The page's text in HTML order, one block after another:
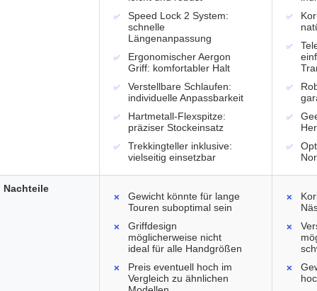
Speed Lock 2 System:
schnelle
Längenanpassung
Ergonomischer Aergon
Griff: komfortabler Halt
Verstellbare Schlaufen:
individuelle Anpassbarkeit
Hartmetall-Flexspitze:
präziser Stockeinsatz
Trekkingteller inklusive:
vielseitig einsetzbar
Gewicht könnte für lange
Touren suboptimal sein
Griffdesign
möglicherweise nicht
ideal für alle Handgrößen
Preis eventuell hoch im
Vergleich zu ähnlichen
Nachteile